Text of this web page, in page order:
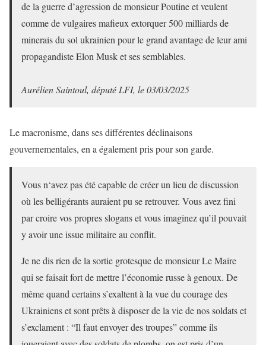
de la guerre d’agression de monsieur Poutine et veulent
comme de vulgaires mafieux extorquer 500 milliards de
minerais du sol ukrainien pour le grand avantage de leur ami
propagandiste Elon Musk et ses semblables.
Aurélien Saintoul, député LFI, le 03/03/2025
Le macronisme, dans ses différentes déclinaisons
gouvernementales, en a également pris pour son garde.
Vous n‘avez pas été capable de créer un lieu de discussion
où les belligérants auraient pu se retrouver. Vous avez fini
par croire vos propres slogans et vous imaginez qu’il pouvait
y avoir une issue militaire au conflit.
Je ne dis rien de la sortie grotesque de monsieur Le Maire
qui se faisait fort de mettre l’économie russe à genoux. De
même quand certains s’exaltent à la vue du courage des
Ukrainiens et sont prêts à disposer de la vie de nos soldats et
s’exclament : “Il faut envoyer des troupes” comme ils